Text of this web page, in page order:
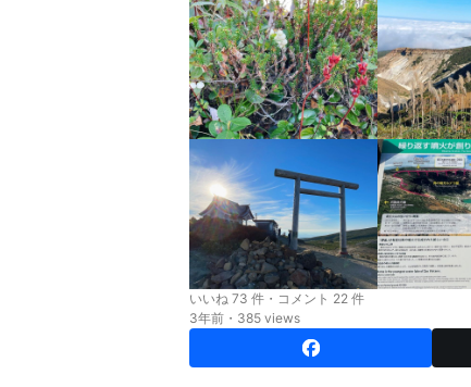
いいね 73 件・コメント 22 件
3年前・385 views